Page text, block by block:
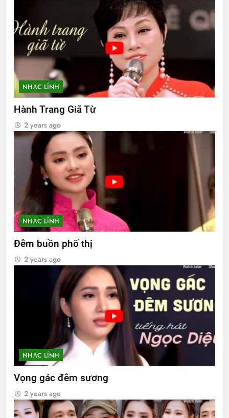
NHẠC LÍNH
Hành Trang Giã Từ
2 years ago
NHẠC LÍNH
Đêm buồn phố thị
2 years ago
NHẠC LÍNH
Vọng gác đêm sương
2 years ago